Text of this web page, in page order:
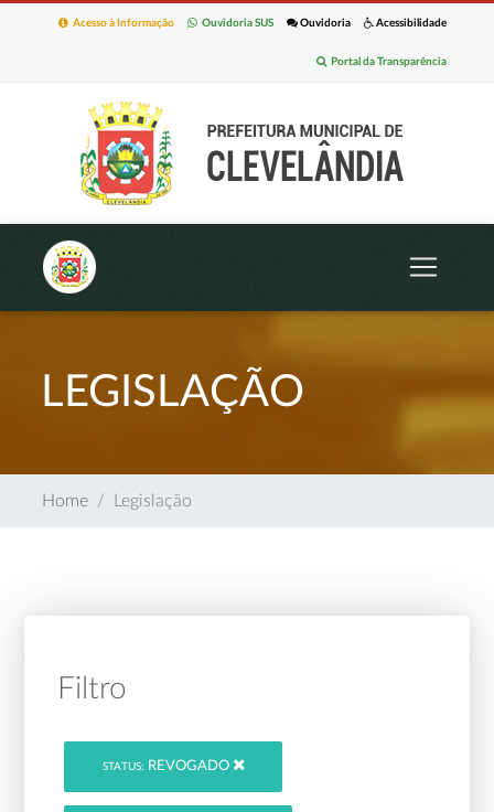
Acessibilidade
Ouvidoria
Ouvidoria SUS
Acesso à Informação
Portal da Transparência
LEGISLAÇÃO
Home Legislação
Filtro
STATUS: REVOGADO